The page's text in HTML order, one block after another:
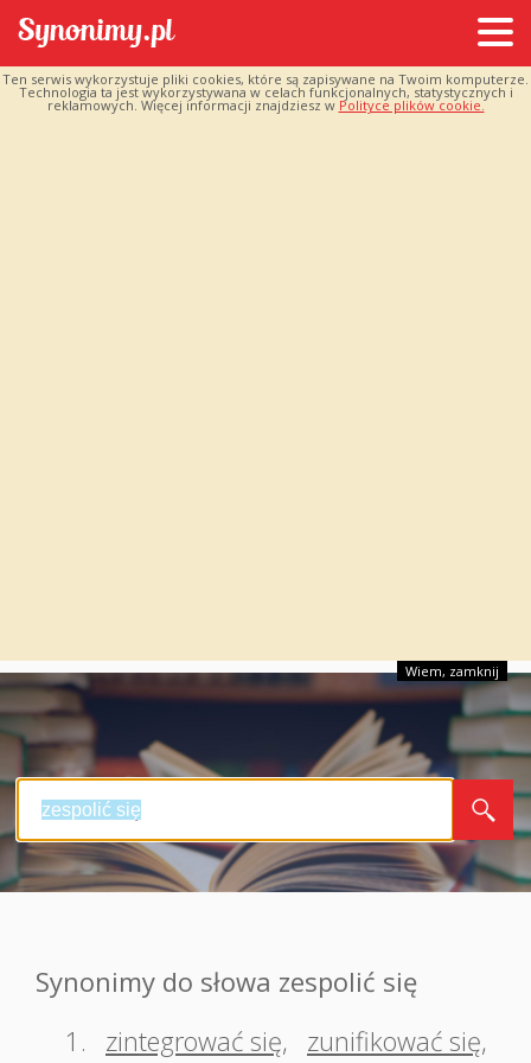
Ten serwis wykorzystuje pliki cookies, które są zapisywane na Twoim komputerze.
Technologia ta jest wykorzystywana w celach funkcjonalnych, statystycznych i
reklamowych. Więcej informacji znajdziesz w Polityce plików cookie.
Wiem, zamknij
Synonimy do słowa zespolić się
1.
zintegrować się, zunifikować się,